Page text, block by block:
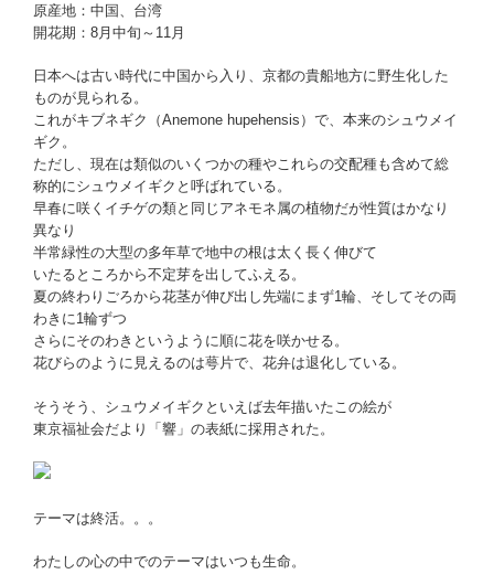
原産地：中国、台湾
開花期：8月中旬～11月
日本へは古い時代に中国から入り、京都の貴船地方に野生化した
ものが見られる。
これがキブネギク（Anemone hupehensis）で、本来のシュウメイ
ギク。
ただし、現在は類似のいくつかの種やこれらの交配種も含めて総
称的にシュウメイギクと呼ばれている。
早春に咲くイチゲの類と同じアネモネ属の植物だが性質はかなり
異なり
半常緑性の大型の多年草で地中の根は太く長く伸びて
いたるところから不定芽を出してふえる。
夏の終わりごろから花茎が伸び出し先端にまず1輪、そしてその両
わきに1輪ずつ
さらにそのわきというように順に花を咲かせる。
花びらのように見えるのは萼片で、花弁は退化している。
そうそう、シュウメイギクといえば去年描いたこの絵が
東京福祉会だより「響」の表紙に採用された。
テーマは終活。。。
わたしの心の中でのテーマはいつも生命。